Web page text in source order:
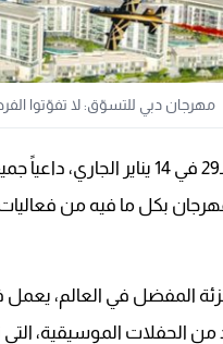
مهرجان دبي للتسوّق: لا تفوّتوا
يختتم مهرجان دبي للتسوّق دورته
المهرجان بكل ما فيه من
المفضل في
الحفلات الموسيقية،